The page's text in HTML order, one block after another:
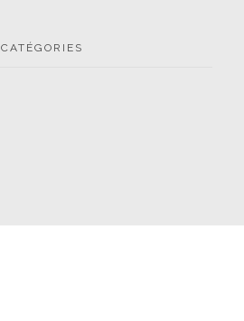
CATÉGORIES